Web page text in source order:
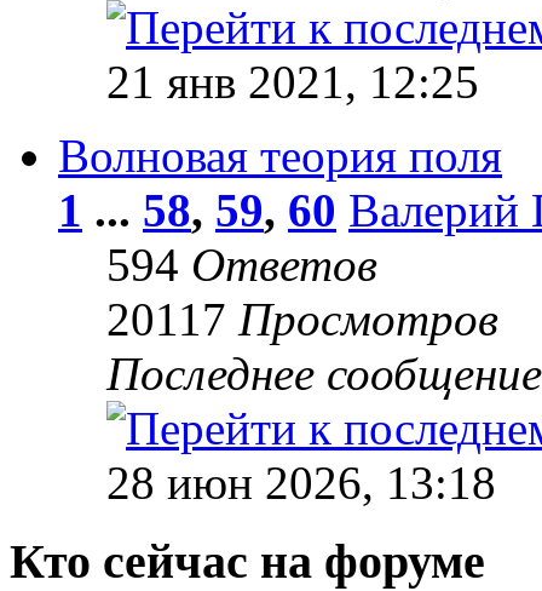
21 янв 2021, 12:25
Волновая теория поля
1 ... 58, 59, 60 Валерий
594 Ответов
20117 Просмотров
Последнее
28 июн 2026, 13:18
Кто сейчас на форуме